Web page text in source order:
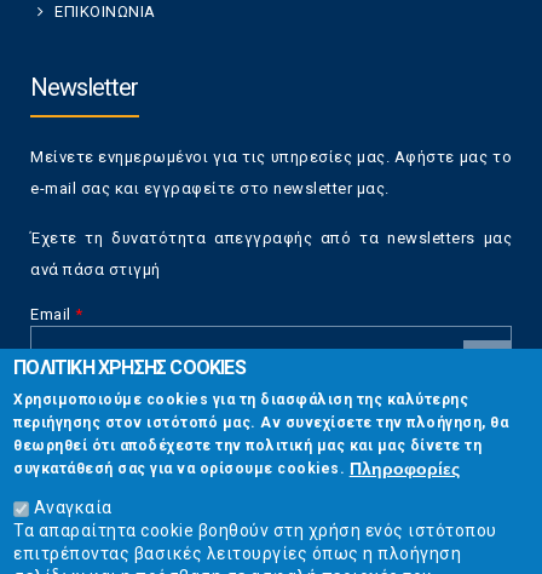
ΕΠΙΚΟΙΝΩΝΙΑ
Newsletter
Μείνετε ενημερωμένοι για τις υπηρεσίες μας. Αφήστε μας το
e-mail σας και εγγραφείτε στο newsletter μας.
Έχετε τη δυνατότητα απεγγραφής από τα newsletters μας
ανά πάσα στιγμή
Email *
CAPTCHA
This
question is
for testing
whether or
not you are a
human visitor
and to
prevent
Επικοινωνία
Στουρνάρη 17, Αθήνα 10683
2103304444
ΠΟΛΙΤΙΚΗ ΧΡΗΣΗΣ COOKIES
Χρησιμοποιούμε cookies για τη διασφάλιση της καλύτερης
περιήγησης στον ιστότοπό μας. Αν συνεχίσετε την πλοήγηση, θα
θεωρηθεί ότι αποδέχεστε την πολιτική μας και μας δίνετε τη
συγκατάθεσή σας για να ορίσουμε cookies. Πληροφορίες
Αναγκαία
Τα απαραίτητα cookie βοηθούν στη χρήση ενός ιστότοπου
επιτρέποντας βασικές λειτουργίες όπως η πλοήγηση